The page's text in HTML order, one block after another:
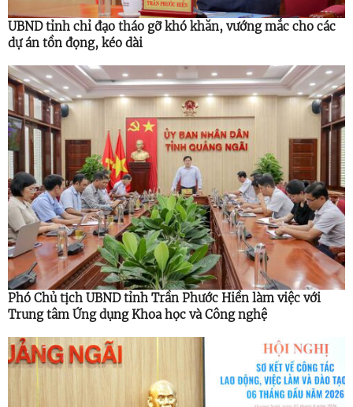
UBND tỉnh chỉ đạo tháo gỡ khó khăn, vướng mắc cho các
dự án tồn đọng, kéo dài
Phó Chủ tịch UBND tỉnh Trần Phước Hiền làm việc với
Trung tâm Ứng dụng Khoa học và Công nghệ